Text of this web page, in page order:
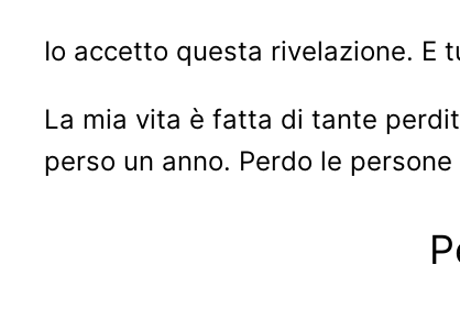
Io accetto questa rivelazione. E
La mia vita è fatta di tante
perso un anno. Perdo le